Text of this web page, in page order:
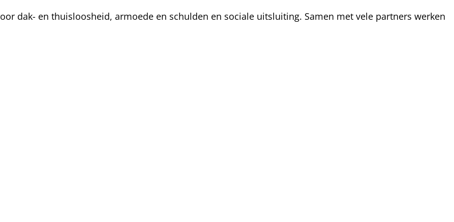
dak- en thuisloosheid, armoede en schulden en sociale uitsluiting. Samen met vele partners werken